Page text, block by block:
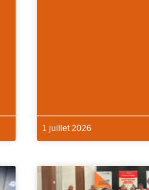
1 juillet 2026